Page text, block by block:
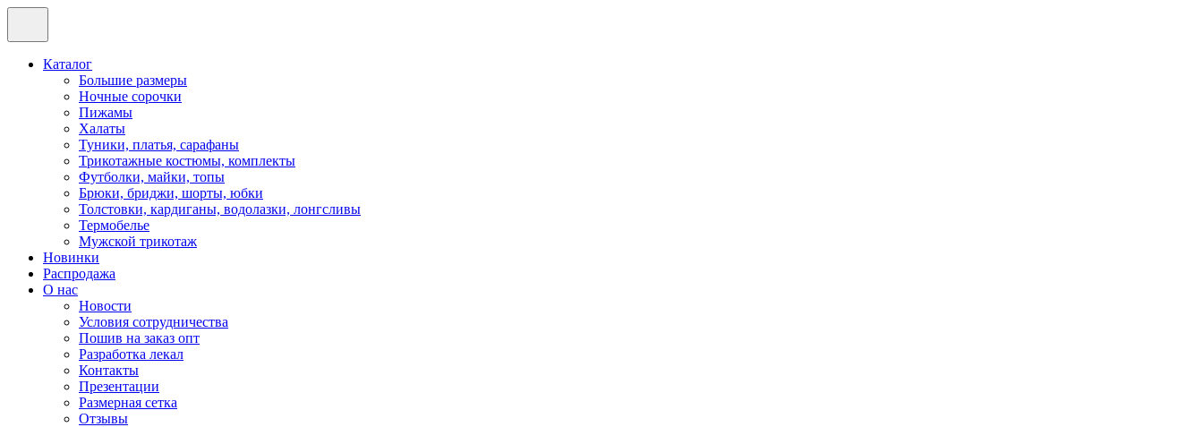
Каталог
Большие размеры
Ночные сорочки
Пижамы
Халаты
Туники, платья, сарафаны
Трикотажные костюмы, комплекты
Футболки, майки, топы
Брюки, бриджи, шорты, юбки
Толстовки, кардиганы, водолазки, лонгсливы
Термобелье
Мужской трикотаж
Новинки
Распродажа
О нас
Новости
Условия сотрудничества
Пошив на заказ опт
Разработка лекал
Контакты
Презентации
Размерная сетка
Отзывы